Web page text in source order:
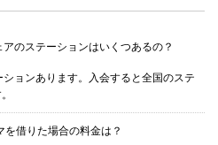
のステーションはいくつあるの？
ョンあります。入会すると全国のステ
借りた場合の料金は？